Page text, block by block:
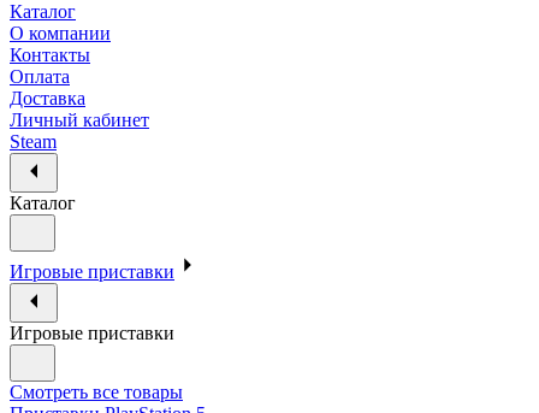
Каталог
О компании
Контакты
Оплата
Доставка
Личный кабинет
Steam
Каталог
Игровые приставки
Игровые приставки
Смотреть все товары